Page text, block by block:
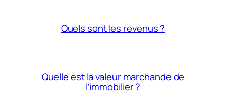
Quels sont les revenus ?
Quelle est la valeur marchande de
l’immobilier ?